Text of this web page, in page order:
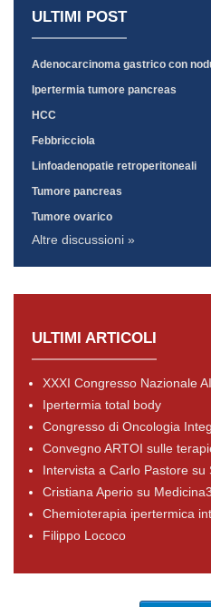
ULTIMI POST
Adenocarcinoma gastrico con
Ipertermia tumore pancreas
HCC
Febbricciola
Linfoadenopatie retroperitoneali
Tumore pancreas
Tumore ovarico
Altre discussioni »
ULTIMI ARTICOLI
XXXI Congresso Nazionale
Ipertermia total body
Congresso di Oncologia
Convegno ARTOI sulle
Intervista a Carlo Pastore su
Cristiana Aperio su
Chemioterapia ipertermica
Filippo Lococo